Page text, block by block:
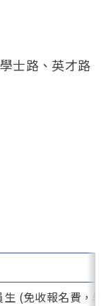
士路、英才路
(免收報名費，